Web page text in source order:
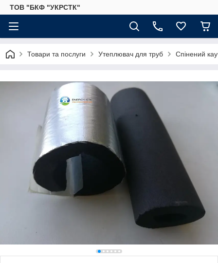
ТОВ "БКФ "УКРСТК"
Товари та послуги Утеплювач для труб Спінений